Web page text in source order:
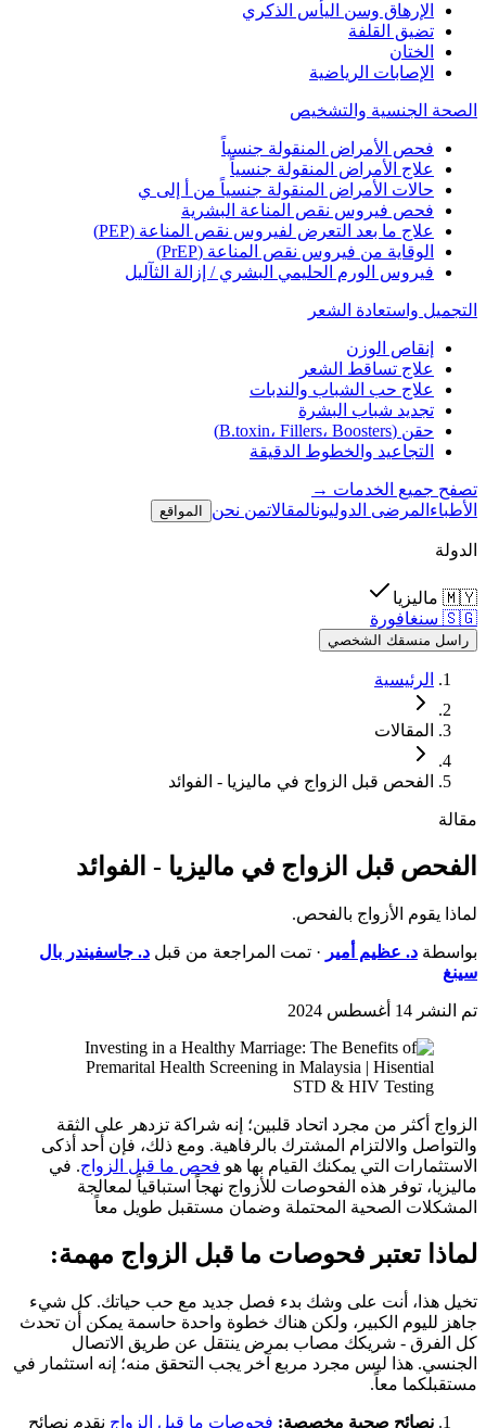
الإرهاق وسن اليأس الذكري
تضيق القلفة
الختان
الإصابات الرياضية
الصحة الجنسية والتشخيص
فحص الأمراض المنقولة جنسياً
علاج الأمراض المنقولة جنسياً
حالات الأمراض المنقولة جنسياً من أ إلى ي
فحص فيروس نقص المناعة البشرية
علاج ما بعد التعرض لفيروس نقص المناعة (PEP)
الوقاية من فيروس نقص المناعة (PrEP)
فيروس الورم الحليمي البشري / إزالة الثآليل
التجميل واستعادة الشعر
إنقاص الوزن
علاج تساقط الشعر
علاج حب الشباب والندبات
تجديد شباب البشرة
حقن (B.toxin، Fillers، Boosters)
التجاعيد والخطوط الدقيقة
تصفح جميع الخدمات →
الأطباء المرضى الدوليونالمقالاتمن نحن المواقع
الدولة
🇲🇾 ماليزيا
🇸🇬 سنغافورة
راسل منسقك الشخصي
الرئيسية
المقالات
الفحص قبل الزواج في ماليزيا - الفوائد
مقالة
الفحص قبل الزواج في ماليزيا - الفوائد
لماذا يقوم الأزواج بالفحص.
بواسطة د. عظيم أمير · تمت المراجعة من قبل د. جاسفيندر بال
سينغ
تم النشر 14 أغسطس 2024
الزواج أكثر من مجرد اتحاد قلبين؛ إنه شراكة تزدهر على الثقة
والتواصل والالتزام المشترك بالرفاهية. ومع ذلك، فإن أحد أذكى
الاستثمارات التي يمكنك القيام بها هو فحص ما قبل الزواج. في
ماليزيا، توفر هذه الفحوصات للأزواج نهجاً استباقياً لمعالجة
المشكلات الصحية المحتملة وضمان مستقبل طويل معاً
لماذا تعتبر فحوصات ما قبل الزواج مهمة:
تخيل هذا، أنت على وشك بدء فصل جديد مع حب حياتك. كل شيء
جاهز لليوم الكبير، ولكن هناك خطوة واحدة حاسمة يمكن أن تحدث
كل الفرق - شريكك مصاب بمرض ينتقل عن طريق الاتصال
الجنسي. هذا ليس مجرد مربع آخر يجب التحقق منه؛ إنه استثمار في
مستقبلكما معاً.
نصائح صحية مخصصة: فحوصات ما قبل الزواج نقدم نصائح